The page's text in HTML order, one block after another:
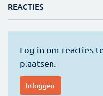
REACTIES